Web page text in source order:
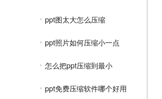
ppt图太大怎么压缩
ppt照片如何压缩小一点
怎么把ppt压缩到最小
ppt免费压缩软件哪个好用